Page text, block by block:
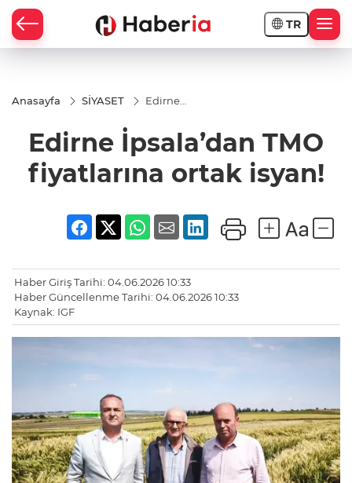
TR
Anasayfa SİYASET
Edirne
fiyatlarına
ortak
Edirne İpsala’dan TMO
fiyatlarına ortak isyan!
Haber Giriş Tarihi: 04.06.2026 10:33
Haber Güncellenme Tarihi: 04.06.2026 10:33
Kaynak: IGF